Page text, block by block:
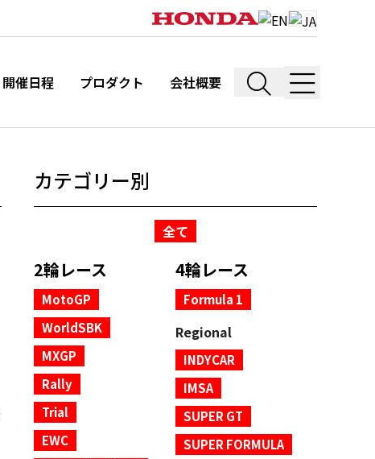
開催日程 プロダクト 会社概要
カテゴリー別
全て
2輪レース
MotoGP
WorldSBK
MXGP
Rally
Trial
EWC
4輪レース
Formula 1
Regional
INDYCAR
IMSA
SUPER GT
SUPER FORMULA